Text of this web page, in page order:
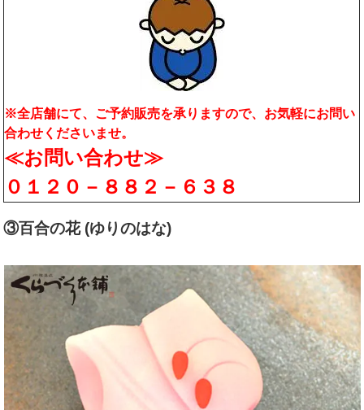
※全店舗にて、ご予約販売を承りますので、お気軽にお問い
合わせくださいませ。
≪お問い合わせ≫
０１２０－８８２－６３８
③百合の花 (ゆりのはな)